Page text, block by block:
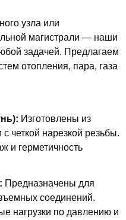
узла или
магистрали — наши
задачей. Предлагаем
отопления, пара, газа
Изготовлены из
четкой нарезкой резьбы.
и герметичность
Предназначены для
соединений.
нагрузки по давлению и